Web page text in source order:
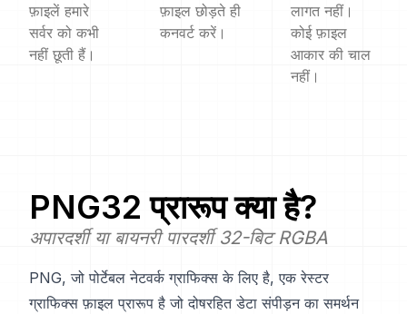
फ़ाइलें हमारे
सर्वर को कभी
नहीं छूती हैं।
फ़ाइल छोड़ते ही
कनवर्ट करें।
लागत नहीं।
कोई फ़ाइल
आकार की चाल
नहीं।
PNG32 प्रारूप क्या है?
अपारदर्शी या बायनरी पारदर्शी 32-बिट RGBA
PNG, जो पोर्टेबल नेटवर्क ग्राफिक्स के लिए है, एक रेस्टर
ग्राफिक्स फ़ाइल प्रारूप है जो दोषरहित डेटा संपीड़न का समर्थन